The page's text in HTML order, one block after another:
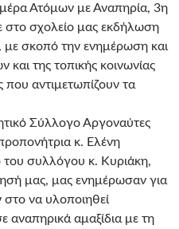
Ατόμων με Αναπηρία, 3η
σχολείο μας εκδήλωση
σκοπό την ενημέρωση και
της τοπικής κοινωνίας
αντιμετωπίζουν τα
Σύλλογο Αργοναύτες
κ. Ελένη
του συλλόγου κ. Κυριάκη,
μας, μας ενημέρωσαν για
να υλοποιηθεί
αναπηρικά αμαξίδια με τη